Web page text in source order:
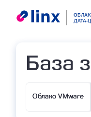
ДАТА-
База
Облако VMware